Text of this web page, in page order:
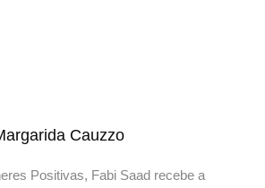
Cauzzo
Positivas, Fabi Saad recebe a